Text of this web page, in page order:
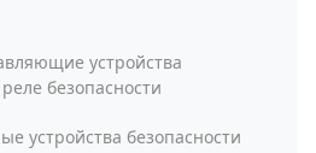
устройства
безопасности
устройства безопасности